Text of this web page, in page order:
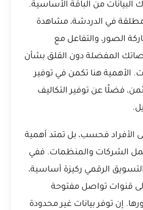
من الباقة الأساسية.
في الدردشة، مشاهدة
الصور، والتفاعل مع
المفضلة دون القلق بشأن
الأهمية هنا تكمن في توفير
فضلًا عن توفير التكاليف
الأفراد فحسب، بل تمتد أهمية
الشركات والمنظمات. ففي
الرقمي ركيزة أساسية،
قنوات تواصل مفتوحة
إن توفر بيانات غير محدودة